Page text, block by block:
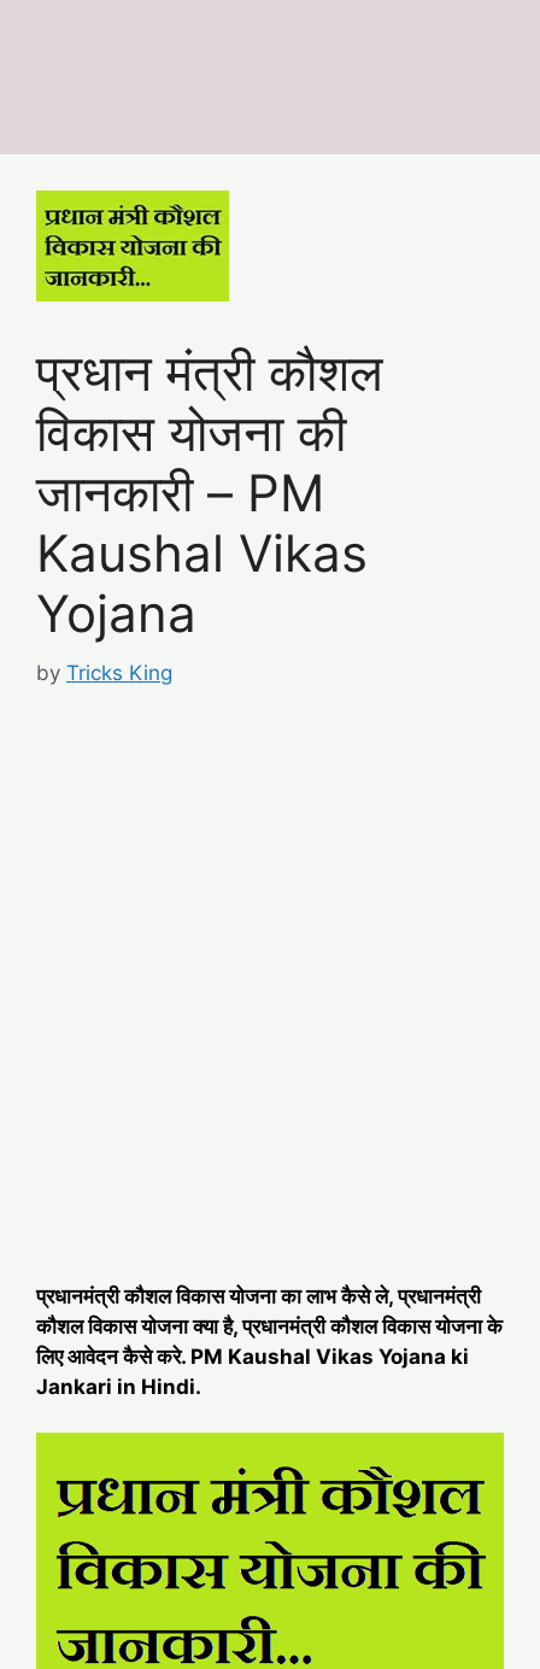
प्रधान मंत्री कौशल
विकास योजना की
जानकारी – PM
Kaushal Vikas
Yojana
by Tricks King
प्रधानमंत्री कौशल विकास योजना का लाभ कैसे ले, प्रधानमंत्री
कौशल विकास योजना क्या है, प्रधानमंत्री कौशल विकास योजना के
लिए आवेदन कैसे करे. PM Kaushal Vikas Yojana ki
Jankari in Hindi.